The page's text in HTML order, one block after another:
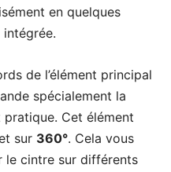
en quelques
intégrée.
de l’élément principal
spécialement la
Cet élément
sur 360°. Cela vous
le cintre sur différents